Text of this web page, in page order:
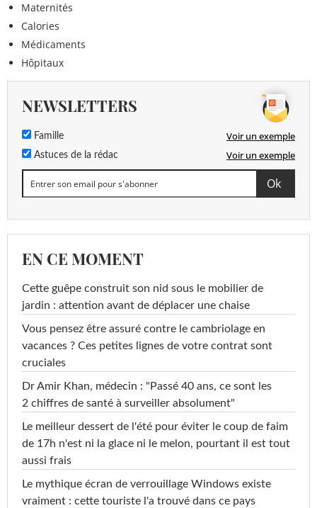
Maternités
Calories
Médicaments
Hôpitaux
NEWSLETTERS
Famille Voir un exemple
Astuces de la rédac Voir un exemple
EN CE MOMENT
Cette guêpe construit son nid sous le mobilier de
jardin : attention avant de déplacer une chaise
Vous pensez être assuré contre le cambriolage en
vacances ? Ces petites lignes de votre contrat sont
cruciales
Dr Amir Khan, médecin : "Passé 40 ans, ce sont les
2 chiffres de santé à surveiller absolument"
Le meilleur dessert de l'été pour éviter le coup de faim
de 17h n'est ni la glace ni le melon, pourtant il est tout
aussi frais
Le mythique écran de verrouillage Windows existe
vraiment : cette touriste l'a trouvé dans ce pays